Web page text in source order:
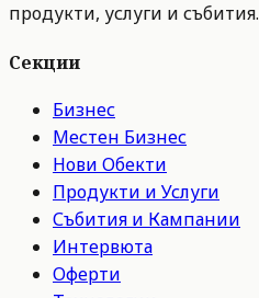
продукти, услуги и събития.
Секции
Бизнес
Местен Бизнес
Нови Обекти
Продукти и Услуги
Събития и Кампании
Интервюта
Оферти